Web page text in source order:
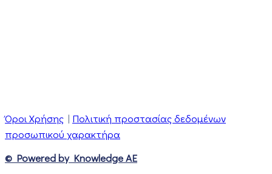
Όροι Χρήσης | Πολιτική προστασίας δεδομένων
προσωπικού χαρακτήρα
© Powered by Knowledge AE